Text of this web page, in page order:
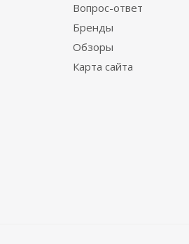
Вопрос-ответ
Бренды
Обзоры
Карта сайта